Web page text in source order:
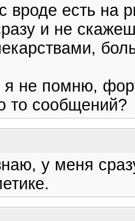
вроде есть на
и не
я не помню,
то сообщений?
у меня